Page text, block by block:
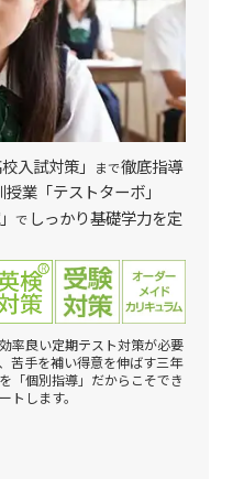
校入試対策」 まで徹底指導
業「テストターボ」
で しっかり基礎学力を定
率良い定期テスト対策が必要
苦手を補い得意を伸ばす三年
「個別指導」だからこそでき
トします。